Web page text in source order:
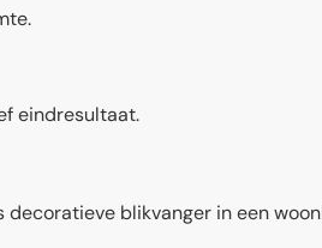
eindresultaat.
decoratieve blikvanger in een